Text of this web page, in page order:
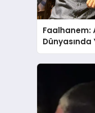
Faalhanem:
Dünyasında
Gizemli